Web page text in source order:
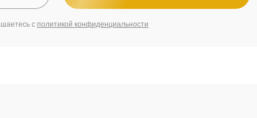
с политикой конфиденциальности